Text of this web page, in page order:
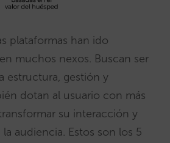
plataformas han ido
muchos nexos. Buscan ser
estructura, gestión y
dotan al usuario con más
su interacción y
audiencia. Estos son los 5